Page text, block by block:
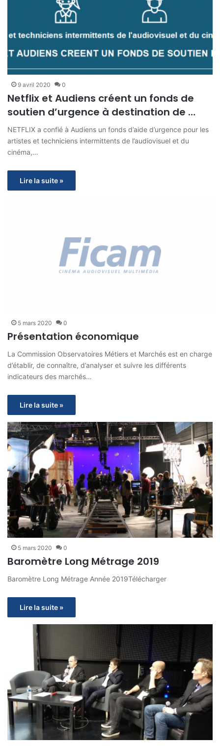
9 avril 2020 0
Netflix et Audiens créent un fonds de
soutien d’urgence à destination de …
NETFLIX a confié à Audiens un fonds d’aide d’urgence pour les
artistes et techniciens intermittents de l’audiovisuel et du
cinéma,…
Lire la suite »
5 mars 2020 0
Présentation économique
La Commission Observatoires Métiers et Marchés est en charge
d’établir, de connaître, d’analyser et suivre les différents
indicateurs des marchés…
Lire la suite »
5 mars 2020 0
Baromètre Long Métrage 2019
Baromètre Long Métrage Année 2019Télécharger
Lire la suite »